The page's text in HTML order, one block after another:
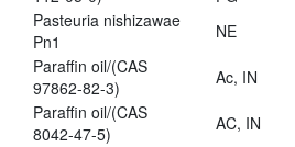
Pasteuria nishizawae
Pn1
NE
Paraffin oil/(CAS
97862-82-3)
Ac, IN
Paraffin oil/(CAS
8042-47-5)
AC, IN